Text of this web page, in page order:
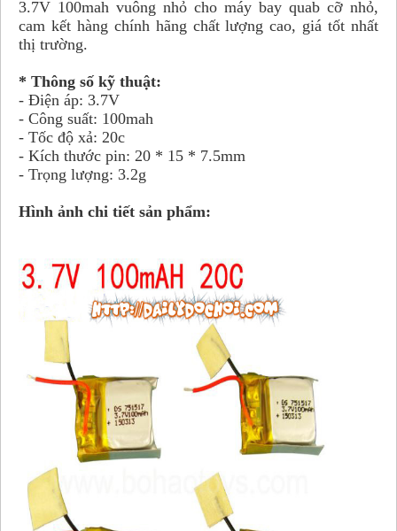
3.7V 100mah vuông nhỏ cho máy bay quab cỡ nhỏ,
cam kết hàng chính hãng chất lượng cao, giá tốt nhất
thị trường.
* Thông số kỹ thuật:
- Điện áp: 3.7V
- Công suất: 100mah
- Tốc độ xả: 20c
- Kích thước pin: 20 * 15 * 7.5mm
- Trọng lượng: 3.2g
Hình ảnh chi tiết sản phẩm: